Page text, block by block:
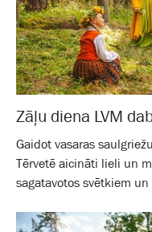
Zāļu diena LVM
Gaidot vasaras
Tērvetē aicināti lieli un
sagatavotos svētkiem